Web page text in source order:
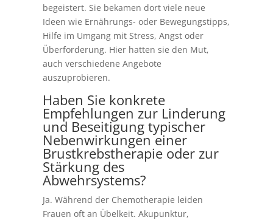
begeistert. Sie bekamen dort viele neue
Ideen wie Ernährungs- oder Bewegungstipps,
Hilfe im Umgang mit Stress, Angst oder
Überforderung. Hier hatten sie den Mut,
auch verschiedene Angebote
auszuprobieren.
Haben Sie konkrete
Empfehlungen zur Linderung
und Beseitigung typischer
Nebenwirkungen einer
Brustkrebstherapie oder zur
Stärkung des
Abwehrsystems?
Ja. Während der Chemotherapie leiden
Frauen oft an Übelkeit. Akupunktur,